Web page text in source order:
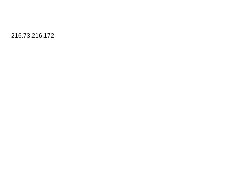
216.73.216.172